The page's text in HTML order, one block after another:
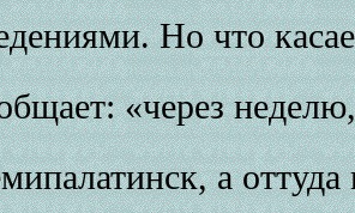
Но что
«через
а